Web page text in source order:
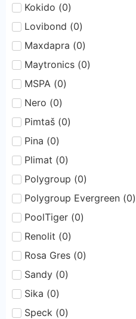
Kokido (0)
Lovibond (0)
Maxdapra (0)
Maytronics (0)
MSPA (0)
Nero (0)
Pimtaš (0)
Pina (0)
Plimat (0)
Polygroup (0)
Polygroup Evergreen (0)
PoolTiger (0)
Renolit (0)
Rosa Gres (0)
Sandy (0)
Sika (0)
Speck (0)